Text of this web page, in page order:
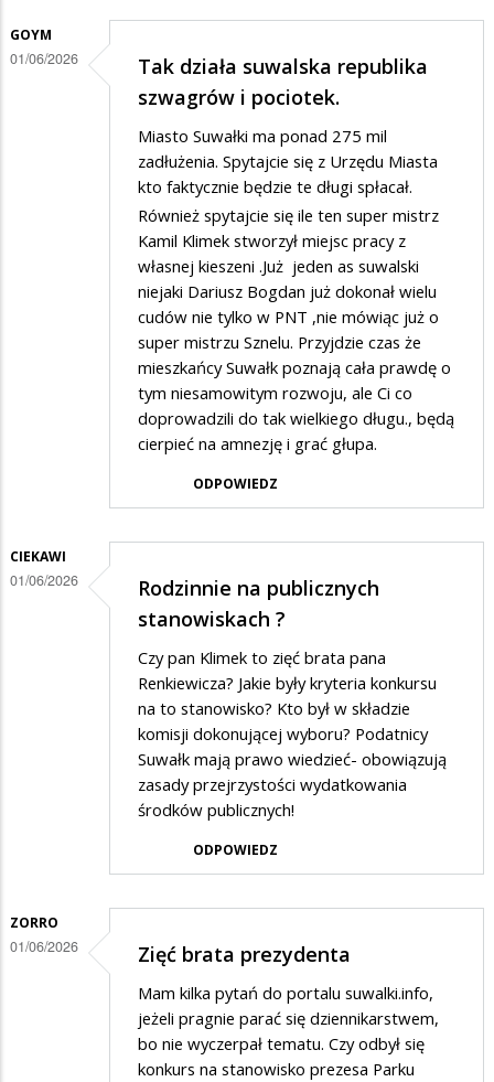
GOYM
01/06/2026
Tak działa suwalska republika
szwagrów i pociotek.
Miasto Suwałki ma ponad 275 mil
zadłużenia. Spytajcie się z Urzędu Miasta
kto faktycznie będzie te długi spłacał.
Również spytajcie się ile ten super mistrz
Kamil Klimek stworzył miejsc pracy z
własnej kieszeni .Już jeden as suwalski
niejaki Dariusz Bogdan już dokonał wielu
cudów nie tylko w PNT ,nie mówiąc już o
super mistrzu Sznelu. Przyjdzie czas że
mieszkańcy Suwałk poznają cała prawdę o
tym niesamowitym rozwoju, ale Ci co
doprowadzili do tak wielkiego długu., będą
cierpieć na amnezję i grać głupa.
ODPOWIEDZ
CIEKAWI
01/06/2026
Rodzinnie na publicznych
stanowiskach ?
Czy pan Klimek to zięć brata pana
Renkiewicza? Jakie były kryteria konkursu
na to stanowisko? Kto był w składzie
komisji dokonującej wyboru? Podatnicy
Suwałk mają prawo wiedzieć- obowiązują
zasady przejrzystości wydatkowania
środków publicznych!
ODPOWIEDZ
ZORRO
01/06/2026 Zięć brata prezydenta
Mam kilka pytań do portalu suwalki.info,
jeżeli pragnie parać się dziennikarstwem,
bo nie wyczerpał tematu. Czy odbył się
konkurs na stanowisko prezesa Parku